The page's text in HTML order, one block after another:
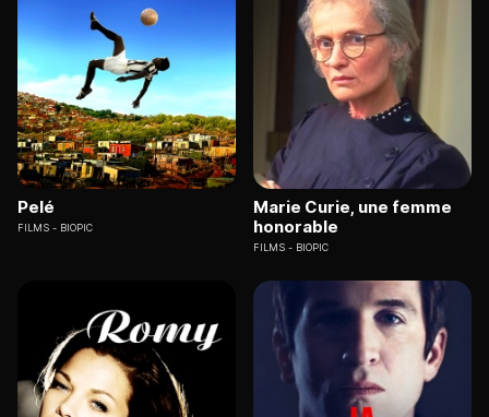
Pelé
FILMS BIOPIC
Marie Curie, une femme
honorable
FILMS BIOPIC